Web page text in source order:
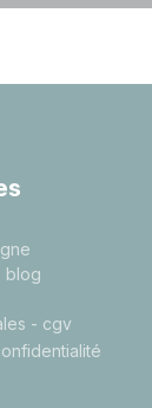
blog
- cgv